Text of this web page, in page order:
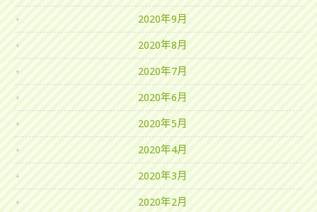
2020年9月
2020年8月
2020年7月
2020年6月
2020年5月
2020年4月
2020年3月
2020年2月